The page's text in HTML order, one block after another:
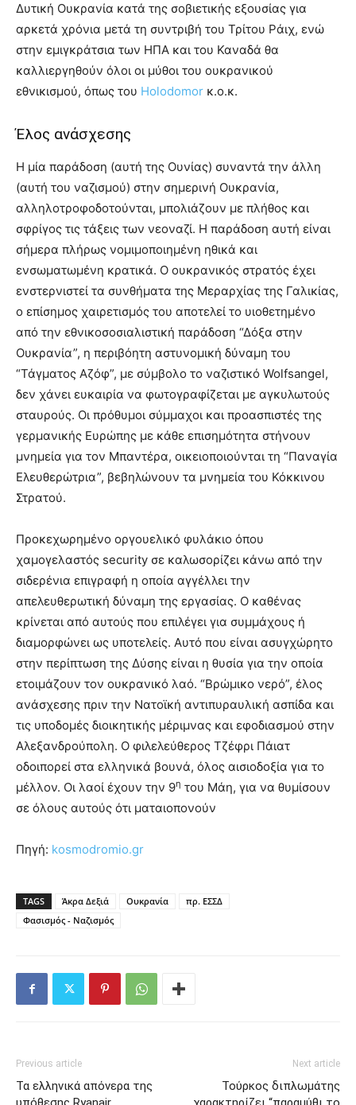
Δυτική Ουκρανία κατά της σοβιετικής εξουσίας για
αρκετά χρόνια μετά τη συντριβή του Τρίτου Ράιχ, ενώ
στην εμιγκράτσια των ΗΠΑ και του Καναδά θα
καλλιεργηθούν όλοι οι μύθοι του ουκρανικού
εθνικισμού, όπως του Ηolodomor κ.ο.κ.
Έλος ανάσχεσης
Η μία παράδοση (αυτή της Ουνίας) συναντά την άλλη
(αυτή του ναζισμού) στην σημερινή Ουκρανία,
αλληλοτροφοδοτούνται, μπολιάζουν με πλήθος και
σφρίγος τις τάξεις των νεοναζί. Η παράδοση αυτή είναι
σήμερα πλήρως νομιμοποιημένη ηθικά και
ενσωματωμένη κρατικά. Ο ουκρανικός στρατός έχει
ενστερνιστεί τα συνθήματα της Μεραρχίας της Γαλικίας,
ο επίσημος χαιρετισμός του αποτελεί το υιοθετημένο
από την εθνικοσοσιαλιστική παράδοση “Δόξα στην
Ουκρανία”, η περιβόητη αστυνομική δύναμη του
“Τάγματος Αζόφ”, με σύμβολο το ναζιστικό Wolfsangel,
δεν χάνει ευκαιρία να φωτογραφίζεται με αγκυλωτούς
σταυρούς. Οι πρόθυμοι σύμμαχοι και προασπιστές της
γερμανικής Ευρώπης με κάθε επισημότητα στήνουν
μνημεία για τον Μπαντέρα, οικειοποιούνται τη “Παναγία
Ελευθερώτρια”, βεβηλώνουν τα μνημεία του Κόκκινου
Στρατού.
Προκεχωρημένο οργουελικό φυλάκιο όπου
χαμογελαστός security σε καλωσορίζει κάνω από την
σιδερένια επιγραφή η οποία αγγέλλει την
απελευθερωτική δύναμη της εργασίας. Ο καθένας
κρίνεται από αυτούς που επιλέγει για συμμάχους ή
διαμορφώνει ως υποτελείς. Αυτό που είναι ασυγχώρητο
στην περίπτωση της Δύσης είναι η θυσία για την οποία
ετοιμάζουν τον ουκρανικό λαό. “Βρώμικο νερό”, έλος
ανάσχεσης πριν την Νατοϊκή αντιπυραυλική ασπίδα και
τις υποδομές διοικητικής μέριμνας και εφοδιασμού στην
Αλεξανδρούπολη. Ο φιλελεύθερος Τζέφρι Πάιατ
οδοιπορεί στα ελληνικά βουνά, όλος αισιοδοξία για το
μέλλον. Οι λαοί έχουν την 9η του Μάη, για να θυμίσουν
σε όλους αυτούς ότι ματαιοπονούν
Πηγή: kosmodromio.gr
TAGS Άκρα Δεξιά Ουκρανία
πρ. ΕΣΣΔ
Φασισμός - Ναζισμός
Previous article
Τα ελληνικά απόνερα της
Next article
Τούρκος διπλωμάτης